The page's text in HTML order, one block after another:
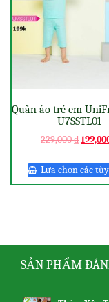
Quần áo trẻ em
U7SSTL01
229,000₫
Lựa chọn các
SẢN PHẨM